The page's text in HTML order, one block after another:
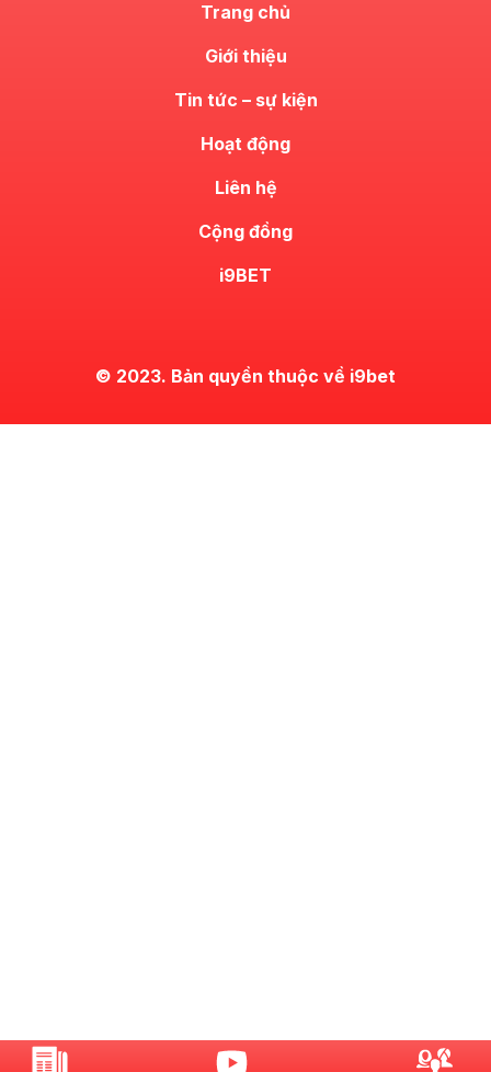
Trang chủ
Giới thiệu
Tin tức – sự kiện
Hoạt động
Liên hệ
Cộng đồng
i9BET
© 2023. Bản quyền thuộc về i9bet